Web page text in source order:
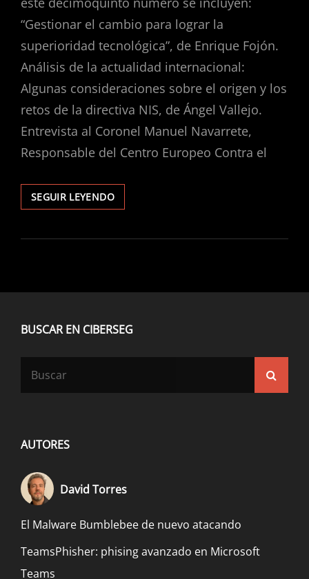
“Gestionar el cambio para lograr la
superioridad tecnológica”, de Enrique Fojón.
Análisis de la actualidad internacional:
Algunas consideraciones sobre el origen y los
retos de la directiva NIS, de Ángel Vallejo.
Entrevista al Coronel Manuel Navarrete,
Responsable del Centro Europeo Contra el
SEGUIR LEYENDOINFORME
CIBER
NÚMERO
BUSCAR EN CIBERSEG
AUTORES
David Torres
El Malware Bumblebee de nuevo atacando
TeamsPhisher: phising avanzado en Microsoft
Teams